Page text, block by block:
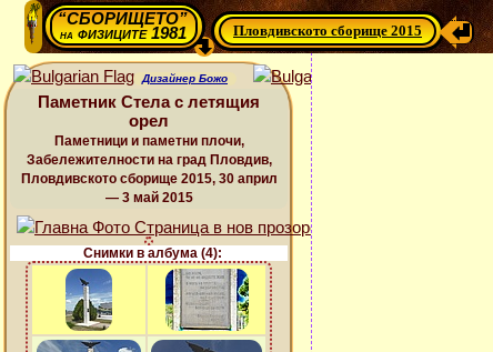
“СБОРИЩЕТО”
нафизиците 1981 Пловдивското сборище 2015
Дизайнер Божо
Паметник Стела с летящия
орел
Паметници и паметни плочи,
Забележителности на град Пловдив,
Пловдивското сборище 2015, 30 април
— 3 май 2015
Снимки в албума (4):